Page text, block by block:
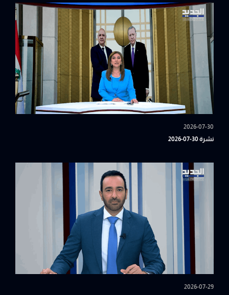
2026-07-30
نشرة 30-07-2026
2026-07-29